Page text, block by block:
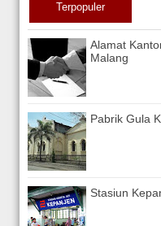
Terpopuler
Alamat
Malang
Pabrik Gula
Stasiun